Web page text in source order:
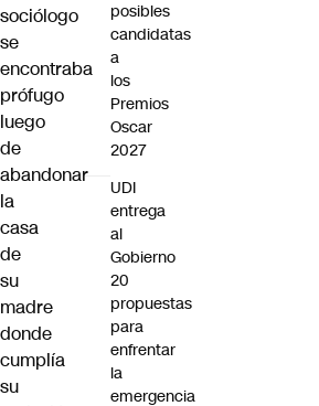
sociólogo
se
encontraba
prófugo
luego
de
abandonar
la
casa
de
su
madre
donde
cumplía
su
posibles
candidatas
a
los
Premios
Oscar
2027
UDI
entrega
al
Gobierno
20
propuestas
para
enfrentar
la
emergencia